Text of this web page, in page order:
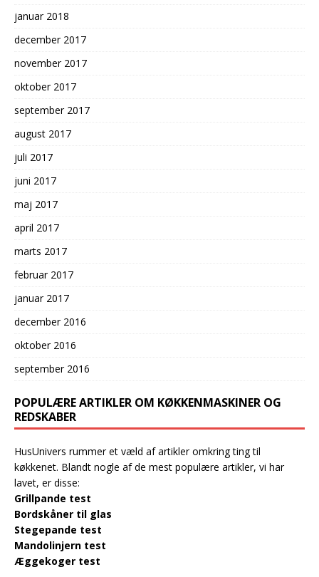
januar 2018
december 2017
november 2017
oktober 2017
september 2017
august 2017
juli 2017
juni 2017
maj 2017
april 2017
marts 2017
februar 2017
januar 2017
december 2016
oktober 2016
september 2016
POPULÆRE ARTIKLER OM KØKKENMASKINER OG
REDSKABER
HusUnivers rummer et væld af artikler omkring ting til
køkkenet. Blandt nogle af de mest populære artikler, vi har
lavet, er disse:
Grillpande test
Bordskåner til glas
Stegepande test
Mandolinjern test
Æggekoger test